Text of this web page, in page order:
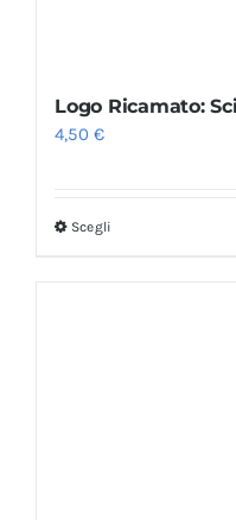
Logo Ricamato:
4,50€
Scegli